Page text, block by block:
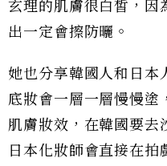
玄理的肌膚很白皙，因
出一定會擦防曬。
她也分享韓國人和日本
底妝會一層一層慢慢塗
肌膚妝效，在韓國要去
日本化妝師會直接在拍